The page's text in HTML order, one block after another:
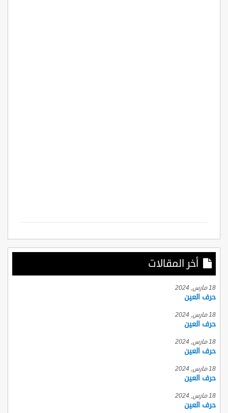
أخر المقالات
18 مارس, 2024
حرف العين
18 مارس, 2024
حرف العين
18 مارس, 2024
حرف العين
18 مارس, 2024
حرف العين
18 مارس, 2024
حرف العين